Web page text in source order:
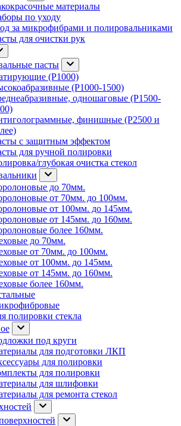
материалы
по уходу
за микрофибрами и полировальниками
для очистки рук
пасты
(P1000)
(P1000-1500)
одношаговые (P1500-
финишные (P2500 и
с защитным эффектом
для ручной полировки
глубокая очистка стекол
до 70мм.
от 70мм. до 100мм.
от 100мм. до 145мм.
от 145мм. до 160мм.
более 160мм.
до 70мм.
от 70мм. до 100мм.
от 100мм. до 145мм.
от 145мм. до 160мм.
более 160мм.
полировки стекла
под круги
для подготовки ЛКП
для полировки
для полировки
для шлифовки
для ремонта стекол